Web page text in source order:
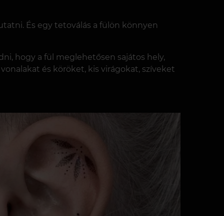
És egy tetoválás a fülön könnyen
hogy a fül meglehetősen sajátos hely,
és köröket, kis virágokat, szíveket